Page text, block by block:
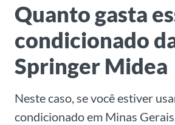
Quanto gasta
condicionado
Springer Midea
Neste caso, se você estiver
condicionado em Minas